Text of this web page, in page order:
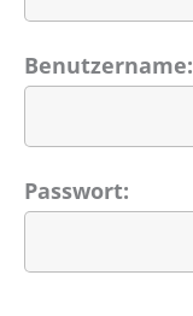
Benutzername:
Passwort: